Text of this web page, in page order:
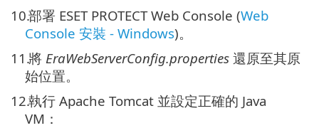
10.部署 ESET PROTECT Web Console (Web
Console 安裝 - Windows)。
11.將 EraWebServerConfig.properties 還原至其原
始位置。
12.執行 Apache Tomcat 並設定正確的 Java
VM：